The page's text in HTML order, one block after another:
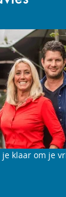
je klaar om je